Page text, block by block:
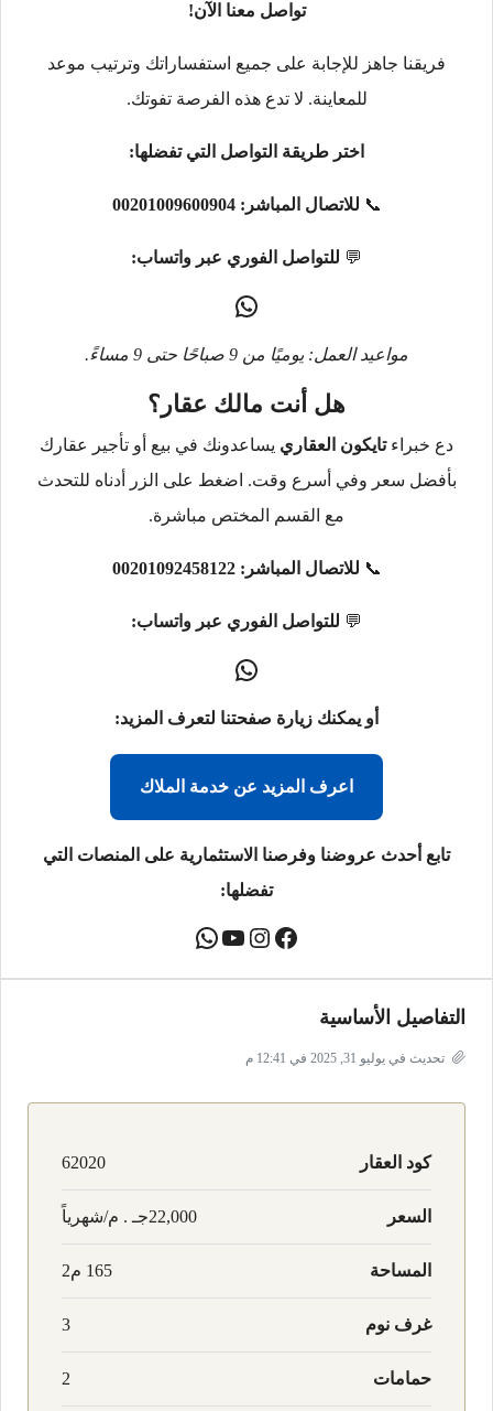
تواصل معنا الآن!
فريقنا جاهز للإجابة على جميع استفساراتك وترتيب موعد
للمعاينة. لا تدع هذه الفرصة تفوتك.
اختر طريقة التواصل التي تفضلها:
📞 للاتصال المباشر: 00201009600904
💬 للتواصل الفوري عبر واتساب:
مواعيد العمل: يوميًا من 9 صباحًا حتى 9 مساءً.
هل أنت مالك عقار؟
دع خبراءتايكون العقاري يساعدونك في بيع أو تأجير عقارك
بأفضل سعر وفي أسرع وقت. اضغط على الزر أدناه للتحدث
مع القسم المختص مباشرة.
📞 للاتصال المباشر: 00201092458122
💬 للتواصل الفوري عبر واتساب:
أو يمكنك زيارة صفحتنا لتعرف المزيد:
اعرف المزيد عن خدمة الملاك
تابع أحدث عروضنا وفرصنا الاستثمارية على المنصات التي
تفضلها:
التفاصيل الأساسية
تحديث في يوليو 31, 2025 في 12:41 م
كود العقار 62020
السعر 22,000جـ . م/شهرياً
المساحة 165 م2
غرف نوم 3
حمامات 2